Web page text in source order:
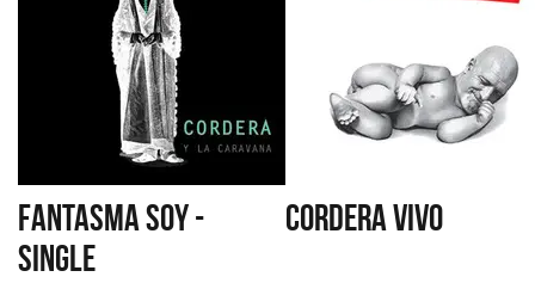
FANTASMA SOY -
SINGLE
CORDERA VIVO